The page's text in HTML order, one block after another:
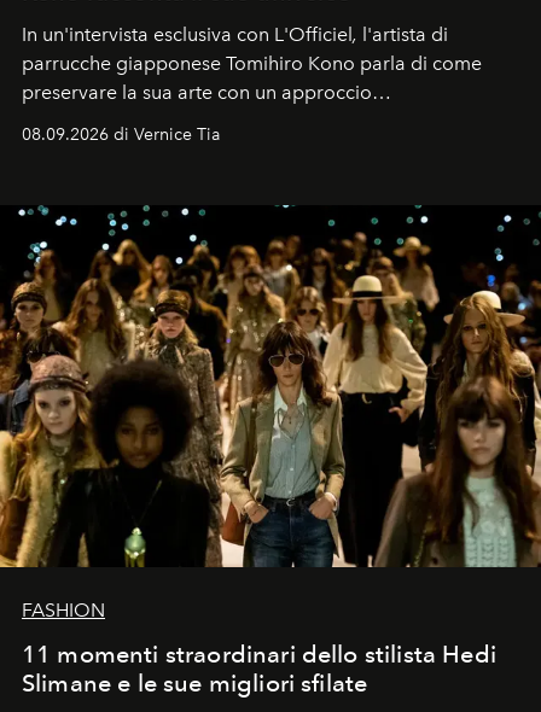
In un'intervista esclusiva con L'Officiel , l'artista di
parrucche giapponese Tomihiro Kono parla di come
preservare la sua arte con un approccio
contemporaneo.
08.09.2026 di Vernice Tia
FASHION
11 momenti straordinari dello stilista Hedi
Slimane e le sue migliori sfilate